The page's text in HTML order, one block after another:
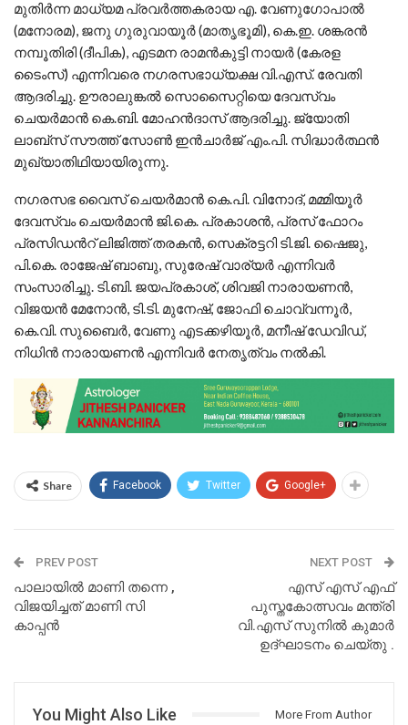
മുതിർന്ന മാധ്യമ പ്രവർത്തകരായ എ. വേണുഗോപാൽ
(മനോരമ), ജനു ഗുരുവായൂർ (മാതൃഭൂമി), കെ.ഇ. ശങ്കരൻ
നമ്പൂതിരി (ദീപിക), എടമന രാമൻകുട്ടി നായർ (കേരള
ടൈംസ്) എന്നിവരെ നഗരസഭാധ്യക്ഷ വി.എസ്. രേവതി
ആദരിച്ചു. ഊരാലുങ്കൽ സൊസൈറ്റിയെ ദേവസ്വം
ചെയർമാൻ കെ.ബി. മോഹൻദാസ് ആദരിച്ചു. ജ്യോതി
ലാബ്സ് സൗത്ത് സോൺ ഇൻചാർജ് എം.പി. സിദ്ധാർത്ഥൻ
മുഖ്യാതിഥിയായിരുന്നു.
നഗരസഭ വൈസ് ചെയർമാൻ കെ.പി. വിനോദ്, മമ്മിയൂർ
ദേവസ്വം ചെയർമാൻ ജി.കെ. പ്രകാശൻ, പ്രസ് ഫോറം
പ്രസിഡൻറ് ലിജിത്ത് തരകൻ, സെക്രട്ടറി ടി.ജി. ഷൈജു,
പി.കെ. രാജേഷ് ബാബു, സുരേഷ് വാര്യർ എന്നിവർ
സംസാരിച്ചു. ടി.ബി. ജയപ്രകാശ്, ശിവജി നാരായണൻ,
വിജയൻ മേനോൻ, ടി.ടി. മുനേഷ്, ജോഫി ചൊവ്വന്നൂർ,
കെ.വി. സുബൈർ, വേണു എടക്കഴിയൂർ, മനീഷ് ഡേവിഡ്,
നിധിൻ നാരായണൻ എന്നിവർ നേതൃത്വം നൽകി.
Share Facebook Twitter Google+
PREV POST
പാലായിൽ മാണി തന്നെ ,
വിജയിച്ചത് മാണി സി
കാപ്പൻ
NEXT POST
എസ് എസ് എഫ്
പുസ്തകോത്സവം മന്ത്രി
വി.എസ് സുനിൽ കുമാർ
ഉദ്ഘാടനം ചെയ്തു .
You Might Also Like More From Author